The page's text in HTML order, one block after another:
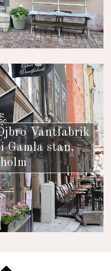
Vantfabrik
Gamla stan,